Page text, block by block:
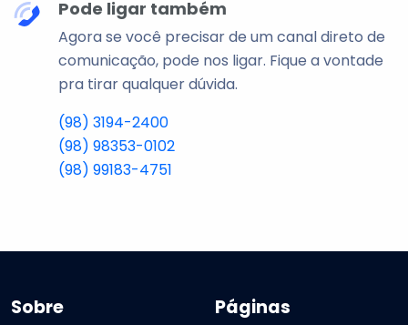
Pode ligar também
Agora se você precisar de um canal direto de
comunicação, pode nos ligar. Fique a vontade
pra tirar qualquer dúvida.
(98) 3194-2400
(98) 98353-0102
(98) 99183-4751
Sobre Páginas